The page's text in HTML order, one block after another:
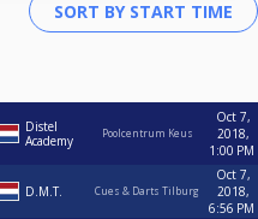
Distel
Academy
Poolcentrum Keus
Oct 7,
2018,
1:00 PM
D.M.T. Cues & Darts Tilburg
Oct 7,
2018,
6:56 PM